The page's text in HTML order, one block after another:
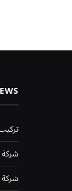
شركة
شركة